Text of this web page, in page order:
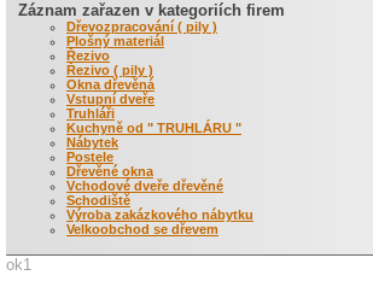
Záznam zařazen v kategoriích firem
Dřevozpracování ( pily )
Plošný materiál
Řezivo
Řezivo ( pily )
Okna dřevěná
Vstupní dveře
Truhláři
Kuchyně od " TRUHLÁRU "
Nábytek
Postele
Dřevěné okna
Vchodové dveře dřevěné
Schodiště
Výroba zakázkového nábytku
Velkoobchod se dřevem
ok1